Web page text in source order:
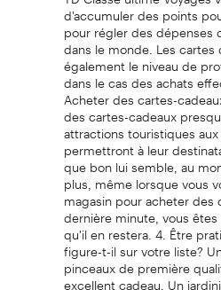
d'accumuler des points
pour régler des dépenses
dans le monde. Les
également le niveau de
dans le cas des achats
Acheter des cartes-
des cartes-cadeaux
attractions touristiques
permettront à leur
que bon lui semble, au
plus, même lorsque vous
magasin pour acheter des
dernière minute, vous
qu'il en restera. 4. Être
figure-t-il sur votre liste?
pinceaux de première
excellent cadeau. Un